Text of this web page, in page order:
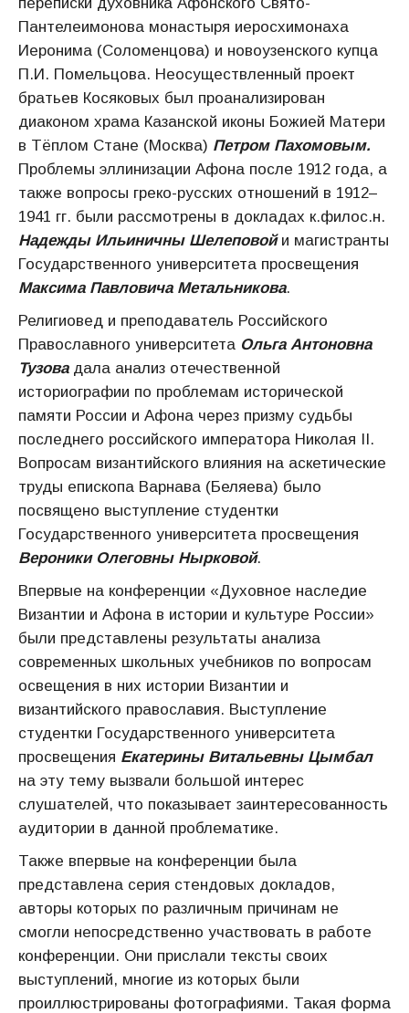
Пантелеимонова монастыря иеросхимонаха
Иеронима (Соломенцова) и новоузенского купца
П.И. Помельцова. Неосуществленный проект
братьев Косяковых был проанализирован
диаконом храма Казанской иконы Божией Матери
в Тёплом Стане (Москва) Петром Пахомовым.
Проблемы эллинизации Афона после 1912 года, а
также вопросы греко-русских отношений в 1912–
1941 гг. были рассмотрены в докладах к.филос.н.
Надежды Ильиничны Шелеповой и магистранты
Государственного университета просвещения
Максима Павловича Метальникова.
Религиовед и преподаватель Российского
Православного университета Ольга Антоновна
Тузова дала анализ отечественной
историографии по проблемам исторической
памяти России и Афона через призму судьбы
последнего российского императора Николая II.
Вопросам византийского влияния на аскетические
труды епископа Варнава (Беляева) было
посвящено выступление студентки
Государственного университета просвещения
Вероники Олеговны Нырковой.
Впервые на конференции «Духовное наследие
Византии и Афона в истории и культуре России»
были представлены результаты анализа
современных школьных учебников по вопросам
освещения в них истории Византии и
византийского православия. Выступление
студентки Государственного университета
просвещения Екатерины Витальевны Цымбал
на эту тему вызвали большой интерес
слушателей, что показывает заинтересованность
аудитории в данной проблематике.
Также впервые на конференции была
представлена серия стендовых докладов,
авторы которых по различным причинам не
смогли непосредственно участвовать в работе
конференции. Они прислали тексты своих
выступлений, многие из которых были
проиллюстрированы фотографиями. Такая форма